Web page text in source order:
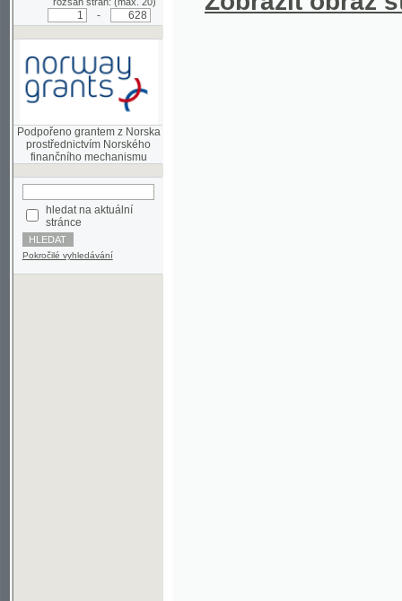
Podpořeno grantem z Norska
prostřednictvím Norského
hledat na aktuální
stránce
Pokročilé vyhledávání